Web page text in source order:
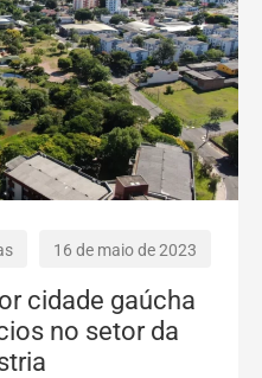
16 de maio de 2023
cidade gaúcha
no setor da